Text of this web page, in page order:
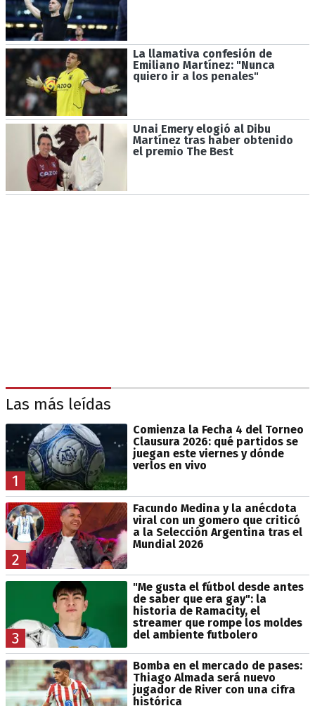
La llamativa confesión de
Emiliano Martínez: "Nunca
quiero ir a los penales"
Unai Emery elogió al Dibu
Martínez tras haber obtenido
el premio The Best
Las más leídas
1
Comienza la Fecha 4 del Torneo
Clausura 2026: qué partidos se
juegan este viernes y dónde
verlos en vivo
2
Facundo Medina y la anécdota
viral con un gomero que criticó
a la Selección Argentina tras el
Mundial 2026
3
"Me gusta el fútbol desde antes
de saber que era gay": la
historia de Ramacity, el
streamer que rompe los moldes
del ambiente futbolero
Bomba en el mercado de pases:
Thiago Almada será nuevo
jugador de River con una cifra
histórica